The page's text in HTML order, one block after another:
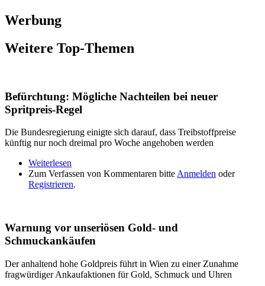
Werbung
Weitere Top-Themen
Befürchtung: Mögliche Nachteilen bei neuer
Spritpreis-Regel
Die Bundesregierung einigte sich darauf, dass Treibstoffpreise
künftig nur noch dreimal pro Woche angehoben werden
Weiterlesen
Spritpreis-Regel
Zum Verfassen von Kommentaren bitte Anmelden oder
Registrieren.
Warnung vor unseriösen Gold- und
Schmuckankäufen
Der anhaltend hohe Goldpreis führt in Wien zu einer Zunahme
fragwürdiger Ankaufaktionen für Gold, Schmuck und Uhren